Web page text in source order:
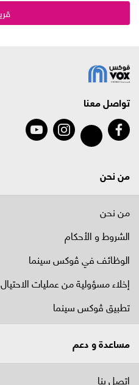
تواصل معنا
من نحن
من نحن
الشروط و الأحكام
الوظائف في ﭬوكس سينما
إخلاء مسؤولية من عمليات الاحتيال
تطبيق ڤوكس سينما
مساعدة و دعم
اتصل بنا